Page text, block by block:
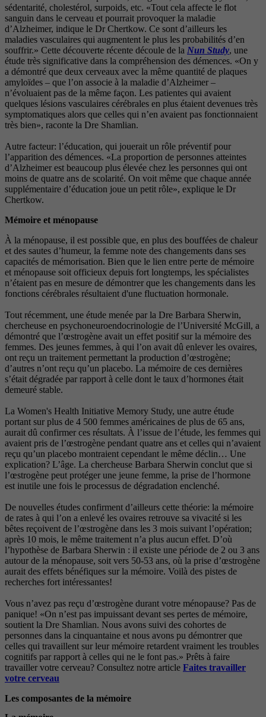
sédentarité, cholestérol, surpoids, etc. «Tout cela affecte le flot
sanguin dans le cerveau et pourrait provoquer la maladie
d’Alzheimer, indique le Dr Chertkow. Ce sont d’ailleurs les
maladies vasculaires qui augmentent le plus les probabilités d’en
souffrir.» Cette découverte récente découle de la Nun Study, une
étude très significative dans la compréhension des démences. «On y
a démontré que deux cerveaux avec la même quantité de plaques
amyloïdes – que l’on associe à la maladie d’Alzheimer –
n’évoluaient pas de la même façon. Les patientes qui avaient
quelques lésions vasculaires cérébrales en plus étaient devenues très
symptomatiques alors que celles qui n’en avaient pas fonctionnaient
très bien», raconte la Dre Shamlian.
Autre facteur: l’éducation, qui jouerait un rôle préventif pour
l’apparition des démences. «La proportion de personnes atteintes
d’Alzheimer est beaucoup plus élevée chez les personnes qui ont
moins de quatre ans de scolarité. On voit même que chaque année
supplémentaire d’éducation joue un petit rôle», explique le Dr
Chertkow.
Mémoire et ménopause
À la ménopause, il est possible que, en plus des bouffées de chaleur
et des sautes d’humeur, la femme note des changements dans ses
capacités de mémorisation. Bien que le lien entre perte de mémoire
et ménopause soit officieux depuis fort longtemps, les spécialistes
n’étaient pas en mesure de démontrer que les changements dans les
fonctions cérébrales résultaient d'une fluctuation hormonale.
Tout récemment, une étude menée par la Dre Barbara Sherwin,
chercheuse en psychoneuroendocrinologie de l’Université McGill, a
démontré que l’œstrogène avait un effet positif sur la mémoire des
femmes. Des jeunes femmes, à qui l’on avait dû enlever les ovaires,
ont reçu un traitement permettant la production d’œstrogène;
d’autres n’ont reçu qu’un placebo. La mémoire de ces dernières
s’était dégradée par rapport à celle dont le taux d’hormones était
demeuré stable.
La Women's Health Initiative Memory Study, une autre étude
portant sur plus de 4 500 femmes américaines de plus de 65 ans,
aurait dû confirmer ces résultats. À l’issue de l’étude, les femmes qui
avaient pris de l’œstrogène pendant quatre ans et celles qui n’avaient
reçu qu’un placebo montraient cependant le même déclin… Une
explication? L’âge. La chercheuse Barbara Sherwin conclut que si
l’œstrogène peut protéger une jeune femme, la prise de l’hormone
est inutile une fois le processus de dégradation enclenché.
De nouvelles études confirment d’ailleurs cette théorie: la mémoire
de rates à qui l’on a enlevé les ovaires retrouve sa vivacité si les
bêtes reçoivent de l’œstrogène dans les 3 mois suivant l’opération;
après 10 mois, le même traitement n’a plus aucun effet. D’où
l’hypothèse de Barbara Sherwin : il existe une période de 2 ou 3 ans
autour de la ménopause, soit vers 50-53 ans, où la prise d’œstrogène
aurait des effets bénéfiques sur la mémoire. Voilà des pistes de
recherches fort intéressantes!
Vous n’avez pas reçu d’œstrogène durant votre ménopause? Pas de
panique! «On n’est pas impuissant devant ses pertes de mémoire,
soutient la Dre Shamlian. Nous avons suivi des cohortes de
personnes dans la cinquantaine et nous avons pu démontrer que
celles qui travaillent sur leur mémoire retardent vraiment les troubles
cognitifs par rapport à celles qui ne le font pas.» Prêts à faire
travailler votre cerveau? Consultez notre article Faites travailler
votre cerveau
Les composantes de la mémoire